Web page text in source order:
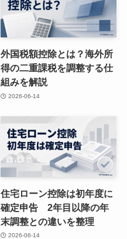
外国税額控除とは？海外所
得の二重課税を調整する仕
組みを解説
2026-06-14
住宅ローン控除は初年度に
確定申告 2年目以降の年
末調整との違いを整理
2026-06-14